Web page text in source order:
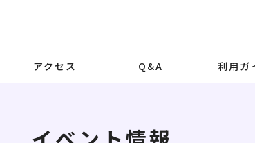
アクセス Q&A 利用ガ